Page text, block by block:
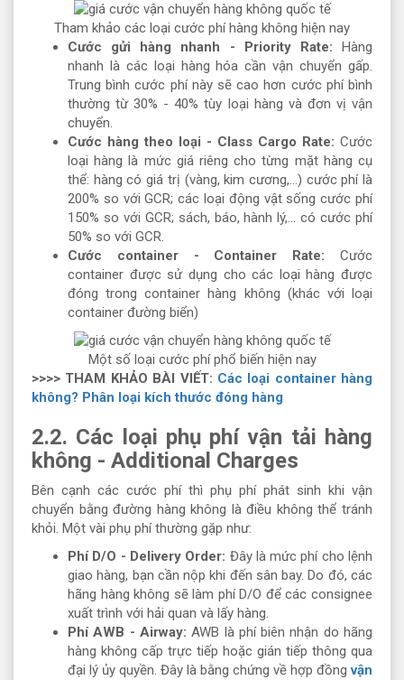
Tham khảo các loại cước phí hàng không hiện nay
Cước gửi hàng nhanh - Priority Rate: Hàng
nhanh là các loại hàng hóa cần vận chuyển gấp.
Trung bình cước phí này sẽ cao hơn cước phí bình
thường từ 30% - 40% tùy loại hàng và đơn vị vận
chuyển.
Cước hàng theo loại - Class Cargo Rate: Cước
loại hàng là mức giá riêng cho từng mặt hàng cụ
thể: hàng có giá trị (vàng, kim cương,...) cước phí là
200% so với GCR; các loại động vật sống cước phí
150% so với GCR; sách, báo, hành lý,... có cước phí
50% so với GCR.
Cước container - Container Rate: Cước
container được sử dụng cho các loại hàng được
đóng trong container hàng không (khác với loại
container đường biển)
Một số loại cước phí phổ biến hiện nay
>>>> THAM KHẢO BÀI VIẾT: Các loại container hàng
không? Phân loại kích thước đóng hàng
2.2. Các loại phụ phí vận tải hàng
không - Additional Charges
Bên cạnh các cước phí thì phụ phí phát sinh khi vận
chuyển bằng đường hàng không là điều không thể tránh
khỏi. Một vài phụ phí thường gặp như:
Phí D/O - Delivery Order: Đây là mức phí cho lệnh
giao hàng, bạn cần nộp khi đến sân bay. Do đó, các
hãng hàng không sẽ làm phí D/O để các consignee
xuất trình với hải quan và lấy hàng.
Phí AWB - Airway: AWB là phí biên nhận do hãng
hàng không cấp trực tiếp hoặc gián tiếp thông qua
đại lý ủy quyền. Đây là bằng chứng về hợp đồngvận